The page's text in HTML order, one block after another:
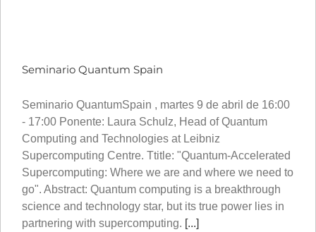
Seminario Quantum Spain
Seminario QuantumSpain , martes 9 de abril de 16:00
- 17:00 Ponente: Laura Schulz, Head of Quantum
Computing and Technologies at Leibniz
Supercomputing Centre. Ttitle: "Quantum-Accelerated
Supercomputing: Where we are and where we need to
go". Abstract: Quantum computing is a breakthrough
science and technology star, but its true power lies in
partnering with supercomputing. [...]